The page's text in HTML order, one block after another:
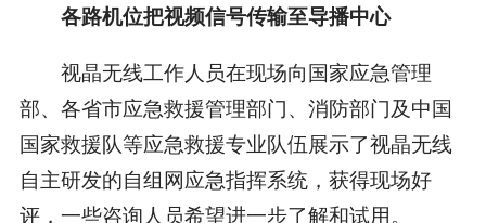
各路机位把视频信号传输至导播中心
视晶无线工作人员在现场向国家应急管理
部、各省市应急救援管理部门、消防部门及中国
国家救援队等应急救援专业队伍展示了视晶无线
自主研发的自组网应急指挥系统，获得现场好
评，一些咨询人员希望进一步了解和试用。